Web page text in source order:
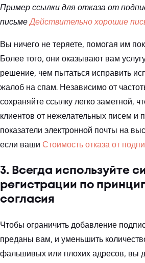
Пример ссылки для отказа от
письме Действительно хорошие
Вы ничего не теряете, помогая им
Более того, они оказывают вам
решение, чем пытаться исправить
жалоб на спам. Независимо от
сохраняйте ссылку легко заметной,
клиентов от нежелательных писем и
показатели электронной почты на
если ваши Стоимость отказа от
3. Всегда используйте
регистрации по
согласия
Чтобы ограничить добавление
преданы вам, и уменьшить
фальшивых или плохих адресов, вы